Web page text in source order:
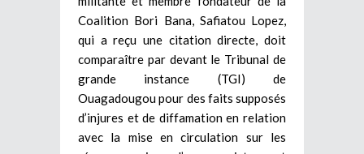
Coalition Bori Bana, Safiatou Lopez,
qui a reçu une citation directe, doit
comparaître par devant le Tribunal de
grande instance (TGI) de
Ouagadougou pour des faits supposés
d’injures et de diffamation en relation
avec la mise en circulation sur les